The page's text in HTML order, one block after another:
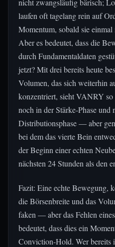
nicht zwangsläufig bärisch;
laufen oft tagelang rein auf
Momentum, sobald sie
Aber es bedeutet, dass die
durch Fundamentaldaten
jetzt? Mit drei bereits heute
Volumen, das sich weiterhin
konzentriert, sieht VANRY so
noch in der Stärke-Phase und
Distributionsphase — aber
bei dem das vierte Bein
der Beginn einer echten
nächsten 24 Stunden als den
Fazit: Eine echte
die Börsenbreite und das
faken — aber das Fehlen
bedeutet, dass dies ein
Conviction-Hold. Wer bereits